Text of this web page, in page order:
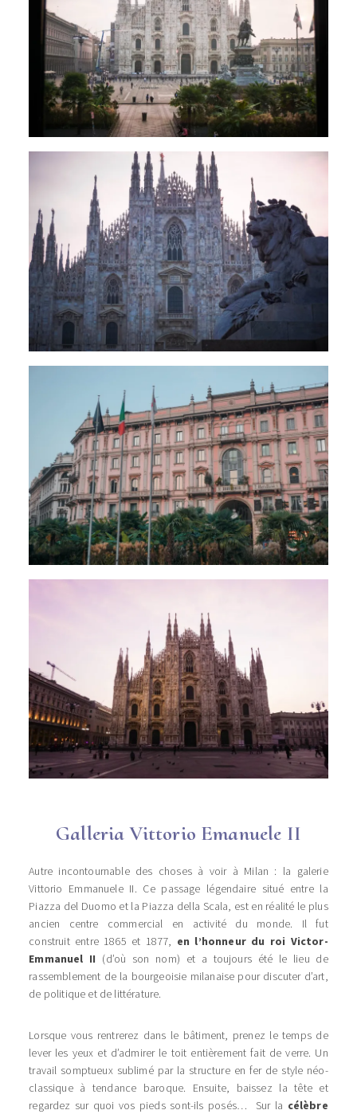
Galleria Vittorio Emanuele II
Autre incontournable des choses à voir à Milan : la galerie
Vittorio Emmanuele II. Ce passage légendaire situé entre la
Piazza del Duomo et la Piazza della Scala, est en réalité le plus
ancien centre commercial en activité du monde. Il fut
construit entre 1865 et 1877, en l’honneur du roi Victor-
Emmanuel II (d’où son nom) et a toujours été le lieu de
rassemblement de la bourgeoisie milanaise pour discuter d’art,
de politique et de littérature.
Lorsque vous rentrerez dans le bâtiment, prenez le temps de
lever les yeux et d’admirer le toit entièrement fait de verre. Un
travail somptueux sublimé par la structure en fer de style néo-
classique à tendance baroque. Ensuite, baissez la tête et
regardez sur quoi vos pieds sont-ils posés… Sur la célèbre